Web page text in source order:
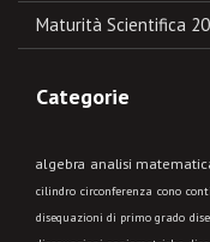
Maturità Scientifica
Categorie
algebra analisi
cilindro circonferenza cono
disequazioni di primo grado